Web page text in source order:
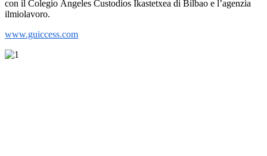
con il Colegio Ángeles Custodios Ikastetxea di Bilbao e l’agenzia
ilmiolavoro.
www.guiccess.com